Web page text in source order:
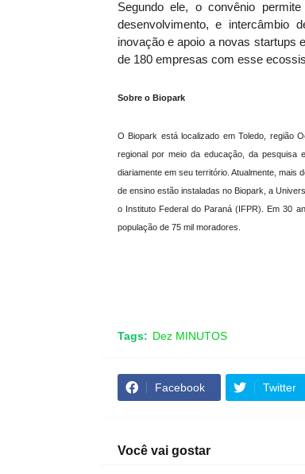
Segundo ele, o convênio
desenvolvimento, e intercâmbio
inovação e apoio a novas startups
de 180 empresas com esse
Sobre o Biopark
O Biopark está localizado em Toledo, região
regional por meio da educação, da
diariamente em seu território. Atualmente,
de ensino estão instaladas no Biopark, a
o Instituto Federal do Paraná (IFPR). Em 30
população de 75 mil moradores.
Tags: Dez MINUTOS
Facebook Twitter
Você vai gostar